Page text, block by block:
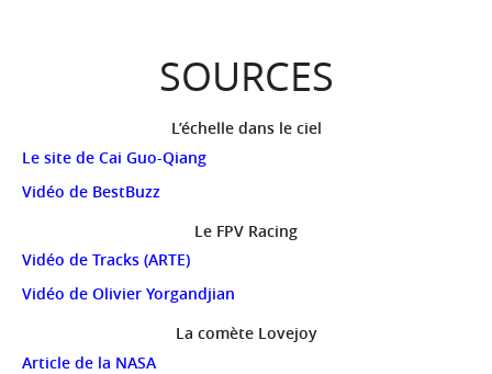
SOURCES
L’échelle dans le ciel
Le site de Cai Guo-Qiang
Vidéo de BestBuzz
Le FPV Racing
Vidéo de Tracks (ARTE)
Vidéo de Olivier Yorgandjian
La comète Lovejoy
Article de la NASA